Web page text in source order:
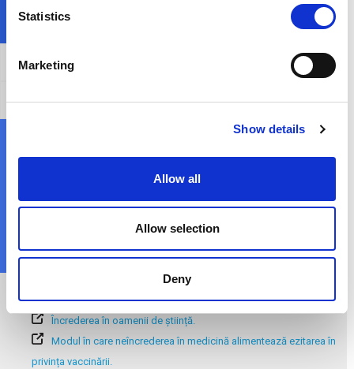
Statistics
Marketing
Show details
Allow all
Allow selection
Deny
Afirmație generală
Contra-argumentarea acestui argument
Informații suplimentare:
Încrederea în oamenii de știință.
Modul în care neîncrederea în medicină alimentează ezitarea în
privința vaccinării.